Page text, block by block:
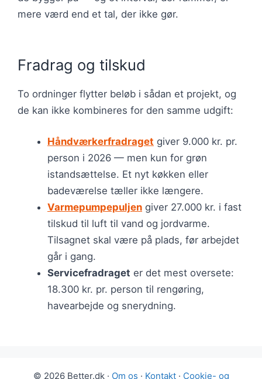
mere værd end et tal, der ikke gør.
Fradrag og tilskud
To ordninger flytter beløb i sådan et projekt, og
de kan ikke kombineres for den samme udgift:
Håndværkerfradraget giver 9.000 kr. pr.
person i 2026 — men kun for grøn
istandsættelse. Et nyt køkken eller
badeværelse tæller ikke længere.
Varmepumpepuljen giver 27.000 kr. i fast
tilskud til luft til vand og jordvarme.
Tilsagnet skal være på plads, før arbejdet
går i gang.
Servicefradraget er det mest oversete:
18.300 kr. pr. person til rengøring,
havearbejde og snerydning.
© 2026 Better.dk · Om os · Kontakt· Cookie- og